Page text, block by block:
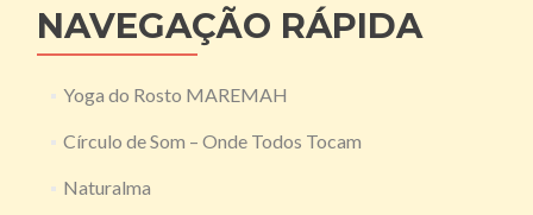
NAVEGAÇÃO RÁPIDA
Yoga do Rosto MAREMAH
Círculo de Som – Onde Todos Tocam
Naturalma